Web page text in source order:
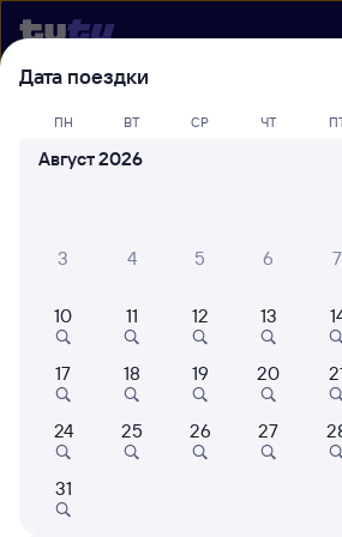
Выберите день, чтобы
билеты Голышманово —
Куда
Когда
Кто едет
Найти поезда
Дата поездки
ПН ВТ СР ЧТ
Август 2026
3 4 5 6 7
10 11 12 13
17 18 19 20
24 25 26 27
31